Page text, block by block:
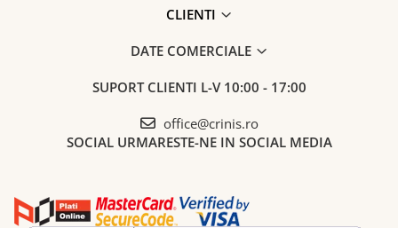
CLIENTI
DATE COMERCIALE
SUPORT CLIENTI L-V 10:00 - 17:00
office@crinis.ro
SOCIAL URMARESTE-NE IN SOCIAL MEDIA